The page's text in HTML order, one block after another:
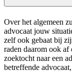
Over het algemeen
advocaat jouw
zelf ook gebaat bij
raden daarom ook
zoektocht naar een
betreffende